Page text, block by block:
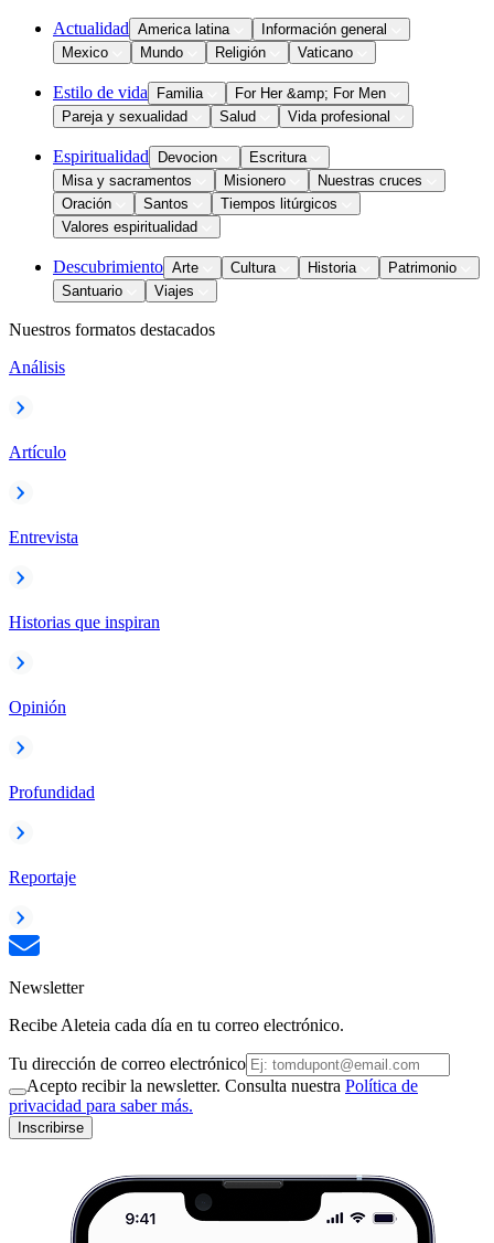
Actualidad America latina
Información general
Mexico
Mundo Religión Vaticano
Estilo de vida Familia
For Her &amp; For Men
Pareja y sexualidad
Salud Vida profesional
Espiritualidad Devocion
Escritura
Misa y sacramentos
Misionero
Nuestras cruces
Oración
Santos
Tiempos litúrgicos
Valores espiritualidad
Descubrimiento Arte Cultura Historia
Patrimonio
Santuario
Viajes
Nuestros formatos destacados
Análisis
Artículo
Entrevista
Historias que inspiran
Opinión
Profundidad
Reportaje
Newsletter
Recibe Aleteia cada día en tu correo electrónico.
Tu dirección de correo electrónico
Acepto recibir la newsletter. Consulta nuestra Política de
privacidad para saber más.
Inscribirse